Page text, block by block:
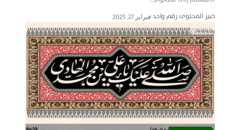
خبير المحتوى رقم واحد فبراير 27, 2025